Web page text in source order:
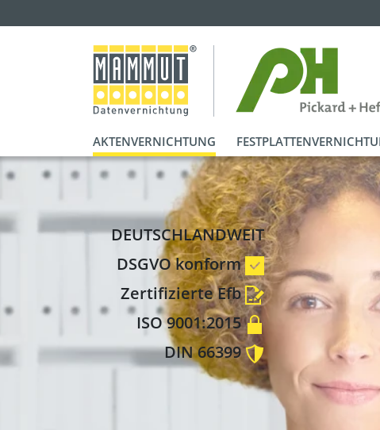
AKTENVERNICHTUNG
DEUTSCHLANDWEIT
DSGVO konform
Zertifizierte Efb
ISO 9001:2015
DIN 66399